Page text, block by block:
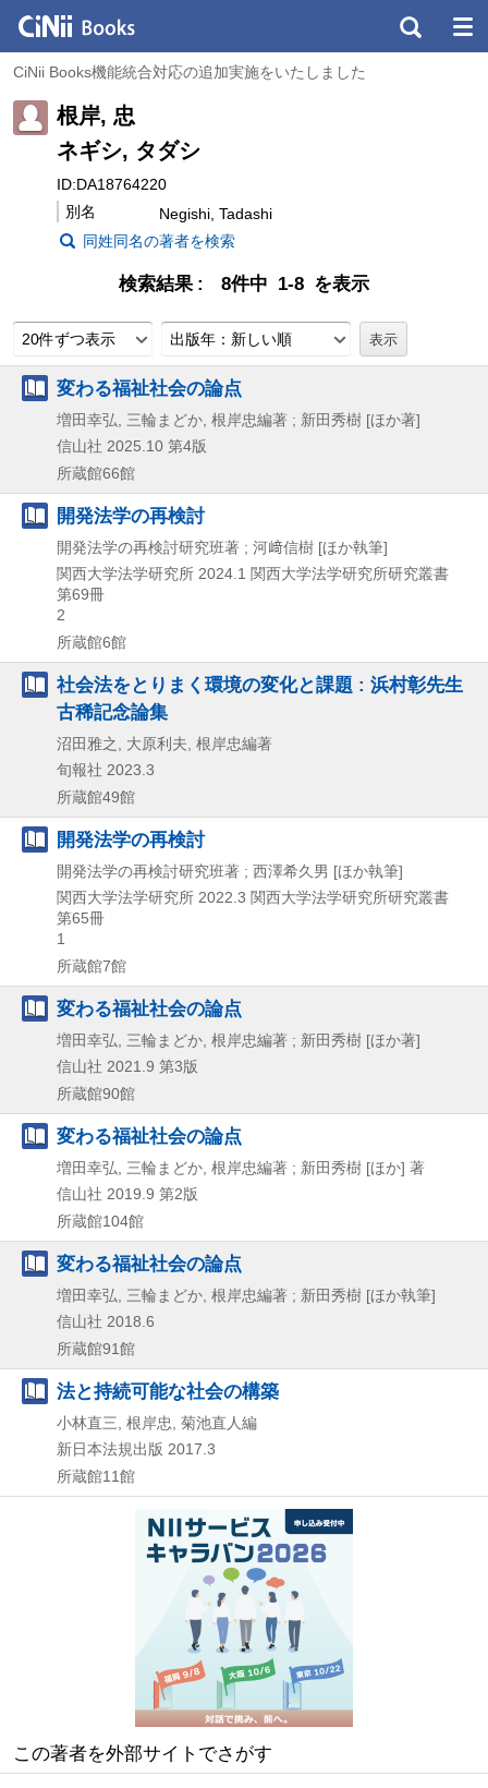
CiNii Books機能統合対応の追加実施をいたしました
根岸, 忠
ネギシ, タダシ
ID:DA18764220
別名
Negishi, Tadashi
同姓同名の著者を検索
検索結果 8件中 1-8 を表示
20件ずつ表示 出版年：新しい順
変わる福祉社会の論点
増田幸弘, 三輪まどか, 根岸忠編著 ; 新田秀樹 [ほか著]
信山社 2025.10 第4版
所蔵館66館
開発法学の再検討
開発法学の再検討研究班著 ; 河﨑信樹 [ほか執筆]
関西大学法学研究所 2024.1 関西大学法学研究所研究叢書
第69冊
2
所蔵館6館
社会法をとりまく環境の変化と課題 : 浜村彰先生
古稀記念論集
沼田雅之, 大原利夫, 根岸忠編著
旬報社 2023.3
所蔵館49館
開発法学の再検討
開発法学の再検討研究班著 ; 西澤希久男 [ほか執筆]
関西大学法学研究所 2022.3 関西大学法学研究所研究叢書
第65冊
1
所蔵館7館
変わる福祉社会の論点
増田幸弘, 三輪まどか, 根岸忠編著 ; 新田秀樹 [ほか著]
信山社 2021.9 第3版
所蔵館90館
変わる福祉社会の論点
増田幸弘, 三輪まどか, 根岸忠編著 ; 新田秀樹 [ほか] 著
信山社 2019.9 第2版
所蔵館104館
変わる福祉社会の論点
増田幸弘, 三輪まどか, 根岸忠編著 ; 新田秀樹 [ほか執筆]
信山社 2018.6
所蔵館91館
法と持続可能な社会の構築
小林直三, 根岸忠, 菊池直人編
新日本法規出版 2017.3
所蔵館11館
この著者を外部サイトでさがす